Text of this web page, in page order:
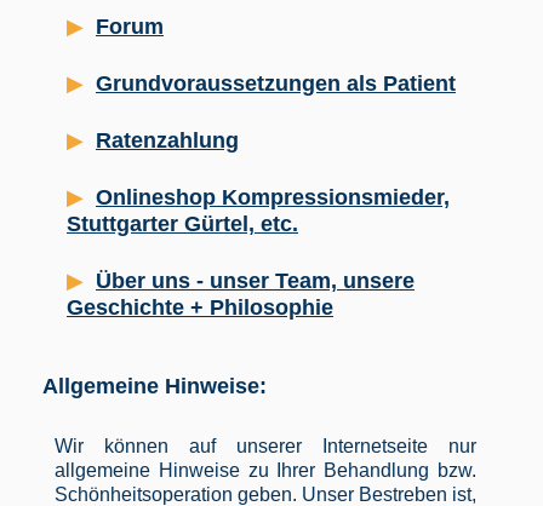
Forum
Grundvoraussetzungen als Patient
Ratenzahlung
Onlineshop Kompressionsmieder,
Stuttgarter Gürtel, etc.
Über uns - unser Team, unsere
Geschichte + Philosophie
Allgemeine Hinweise:
Wir können auf unserer Internetseite nur
allgemeine Hinweise zu Ihrer Behandlung bzw.
Schönheitsoperation geben. Unser Bestreben ist,